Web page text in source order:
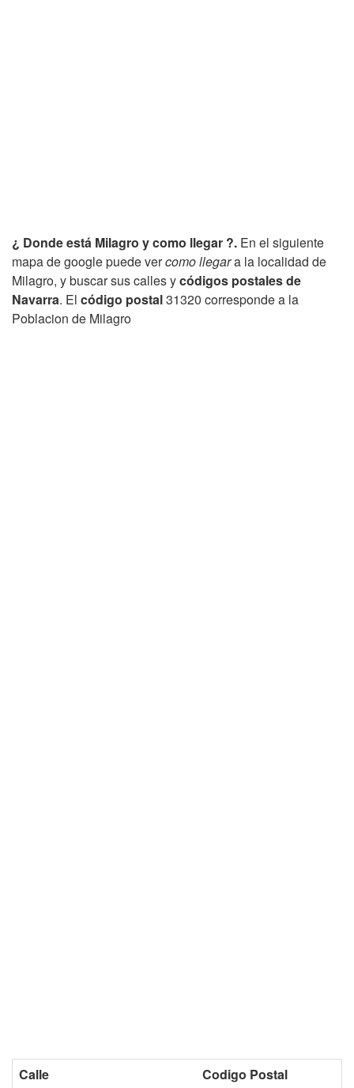
¿ Donde está Milagro y como llegar ?. En el siguiente
mapa de google puede vercomo llegara la localidad de
Milagro, y buscar sus calles ycódigos postales de
Navarra. El código postal31320 corresponde a la
Poblacion de Milagro
Calle Codigo Postal